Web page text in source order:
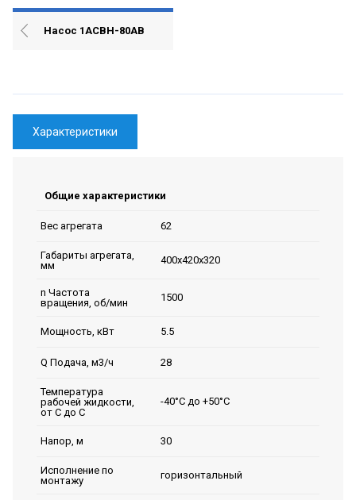
Насос 1АСВН-80АВ
Характеристики
Общие характеристики
Вес агрегата 62
Габариты агрегата,
мм
400х420х320
n Частота
вращения, об/мин
1500
Мощность, кВт 5.5
Q Подача, м3/ч 28
Температура
рабочей жидкости,
от С до С
-40°С до +50°С
Напор, м 30
Исполнение по
монтажу
горизонтальный